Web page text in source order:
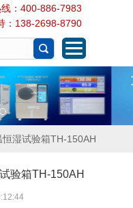
：400-886-7983
：138-2698-8790
湿试验箱TH-150AH
验箱TH-150AH